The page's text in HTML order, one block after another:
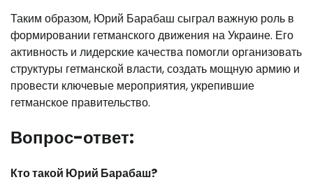
Таким образом, Юрий Барабаш сыграл важную роль в
формировании гетманского движения на Украине. Его
активность и лидерские качества помогли организовать
структуры гетманской власти, создать мощную армию и
провести ключевые мероприятия, укрепившие
гетманское правительство.
Вопрос-ответ:
Кто такой Юрий Барабаш?